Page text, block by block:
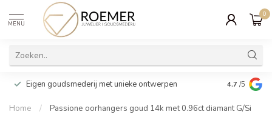
MENU
0
Eigen goudsmederij met unieke ontwerpen Wij
cadeau
4.7 /5
Home / Passione oorhangers goud 14k met 0.96ct diamant G/Si